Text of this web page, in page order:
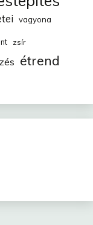
vagyona
zsír
étrend